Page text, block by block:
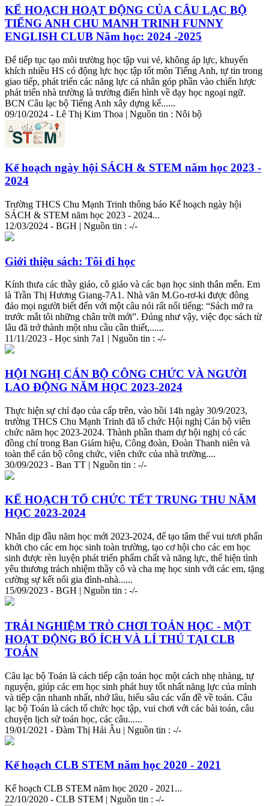
KẾ HOẠCH HOẠT ĐỘNG CỦA CÂU LẠC BỘ
TIẾNG ANH CHU MANH TRINH FUNNY
ENGLISH CLUB Năm học: 2024 -2025
Để tiếp tục tạo môi trường học tập vui vẻ, không áp lực, khuyến
khích nhiều HS có động lực học tập tốt môn Tiếng Anh, tự tin trong
giao tiếp, phát triển các năng lực cá nhân góp phần vào chiến lược
phát triển nhà trường là trường điển hình về dạy học ngoại ngữ.
BCN Câu lạc bộ Tiếng Anh xây dựng kế......
09/10/2024 - Lê Thị Kim Thoa | Nguồn tin : Nôi bộ
Kế hoạch ngày hội SÁCH & STEM năm học 2023 -
2024
Trường THCS Chu Mạnh Trinh thông báo Kế hoạch ngày hội
SÁCH & STEM năm học 2023 - 2024...
12/03/2024 - BGH | Nguồn tin : -/-
Giới thiệu sách: Tôi đi học
Kính thưa các thầy giáo, cô giáo và các bạn học sinh thân mến. Em
là Trần Thị Hương Giang-7A1. Nhà văn M.Go-rơ-ki được đông
đảo mọi người biết đến với một câu nói rất nổi tiếng: “Sách mở ra
trước mắt tôi những chân trời mới”. Đúng như vậy, việc đọc sách từ
lâu đã trở thành một nhu cầu cần thiết,......
11/11/2023 - Học sinh 7a1 | Nguồn tin : -/-
HỘI NGHỊ CÁN BỘ CÔNG CHỨC VÀ NGƯỜI
LAO ĐỘNG NĂM HỌC 2023-2024
Thực hiện sự chỉ đạo của cấp trên, vào hồi 14h ngày 30/9/2023,
trường THCS Chu Mạnh Trinh đã tổ chức Hội nghị Cán bộ viên
chức năm học 2023-2024. Thành phần tham dự hội nghị có các
đồng chí trong Ban Giám hiệu, Công đoàn, Đoàn Thanh niên và
toàn thể cán bộ công chức, viên chức của nhà trường....
30/09/2023 - Ban TT | Nguồn tin : -/-
KẾ HOẠCH TỔ CHỨC TẾT TRUNG THU NĂM
HỌC 2023-2024
Nhân dịp đầu năm học mới 2023-2024, để tạo tâm thế vui tươi phấn
khởi cho các em học sinh toàn trường, tạo cơ hội cho các em học
sinh được rèn luyện phát triển phẩm chất và năng lực, thể hiện tình
yêu thương trách nhiệm thầy cô và cha mẹ học sinh với các em, tặng
cường sự kết nối gia đình-nhà......
15/09/2023 - BGH | Nguồn tin : -/-
TRẢI NGHIỆM TRÒ CHƠI TOÁN HỌC - MỘT
HOẠT ĐỘNG BỔ ÍCH VÀ LÍ THÚ TẠI CLB
TOÁN
Câu lạc bộ Toán là cách tiếp cận toán học một cách nhẹ nhàng, tự
nguyện, giúp các em học sinh phát huy tốt nhất năng lực của mình
và tiếp cận nhanh nhất, nhớ lâu, hiểu sâu các vấn đề về toán. Câu
lạc bộ Toán là cách tổ chức học tập, vui chơi với các bài toán, câu
chuyện lịch sử toán học, các câu......
19/01/2021 - Đàm Thị Hải Âu | Nguồn tin : -/-
Kế hoạch CLB STEM năm học 2020 - 2021
Kế hoạch CLB STEM năm học 2020 - 2021...
22/10/2020 - CLB STEM | Nguồn tin : -/-